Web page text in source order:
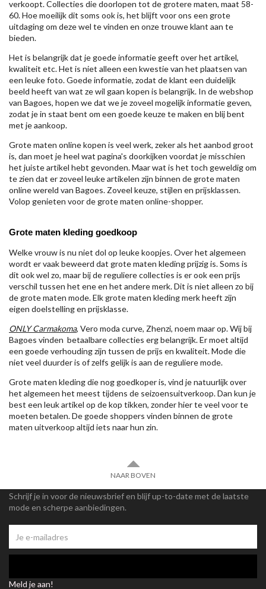
verkoopt. Collecties die doorlopen tot de grotere maten, maat 58-
60. Hoe moeilijk dit soms ook is, het blijft voor ons een grote
uitdaging om deze wel te vinden en onze trouwe klant aan te
bieden.
Het is belangrijk dat je goede informatie geeft over het artikel,
kwaliteit etc. Het is niet alleen een kwestie van het plaatsen van
een leuke foto. Goede informatie, zodat de klant een duidelijk
beeld heeft van wat ze wil gaan kopen is belangrijk. In de webshop
van Bagoes, hopen we dat we je zoveel mogelijk informatie geven,
zodat je in staat bent om een goede keuze te maken en blij bent
met je aankoop.
Grote maten online kopen is veel werk, zeker als het aanbod groot
is, dan moet je heel wat pagina's doorkijken voordat je misschien
het juiste artikel hebt gevonden. Maar wat is het toch geweldig om
te zien dat er zoveel leuke artikelen zijn binnen de grote maten
online wereld van Bagoes. Zoveel keuze, stijlen en prijsklassen.
Volop genieten voor de grote maten online-shopper.
Grote maten kleding goedkoop
Welke vrouw is nu niet dol op leuke koopjes. Over het algemeen
wordt er vaak beweerd dat grote maten kleding prijzig is. Soms is
dit ook wel zo, maar bij de reguliere collecties is er ook een prijs
verschil tussen het ene en het andere merk. Dit is niet alleen zo bij
de grote maten mode. Elk grote maten kleding merk heeft zijn
eigen doelstelling en prijsklasse.
ONLY Carmakoma, Vero moda curve, Zhenzi, noem maar op. Wij bij
Bagoes vinden betaalbare collecties erg belangrijk. Er moet altijd
een goede verhouding zijn tussen de prijs en kwaliteit. Mode die
niet veel duurder is of zelfs gelijk is aan de reguliere mode.
Grote maten kleding die nog goedkoper is, vind je natuurlijk over
het algemeen het meest tijdens de seizoensuitverkoop. Dan kun je
best een leuk artikel op de kop tikken, zonder hier te veel voor te
moeten betalen. De goede shoppers vinden binnen de grote
maten uitverkoop altijd iets naar hun zin.
NAAR BOVEN
Schrijf je in voor de nieuwsbrief en blijf up-to-date met de laatste
mode en scherpe aanbiedingen.
Meld je aan!